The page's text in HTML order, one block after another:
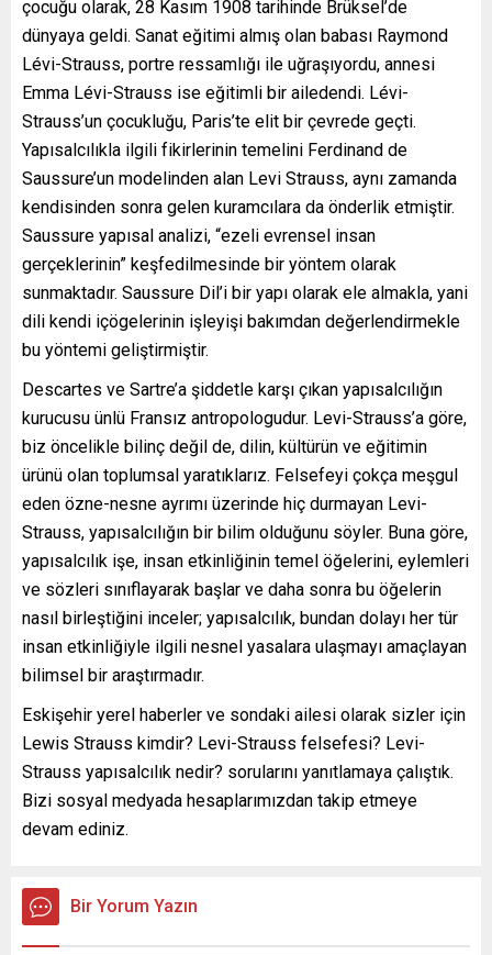
çocuğu olarak, 28 Kasım 1908 tarihinde Brüksel’de
dünyaya geldi. Sanat eğitimi almış olan babası Raymond
Lévi-Strauss, portre ressamlığı ile uğraşıyordu, annesi
Emma Lévi-Strauss ise eğitimli bir ailedendi. Lévi-
Strauss’un çocukluğu, Paris’te elit bir çevrede geçti.
Yapısalcılıkla ilgili fikirlerinin temelini Ferdinand de
Saussure’un modelinden alan Levi Strauss, aynı zamanda
kendisinden sonra gelen kuramcılara da önderlik etmiştir.
Saussure yapısal analizi, “ezeli evrensel insan
gerçeklerinin” keşfedilmesinde bir yöntem olarak
sunmaktadır. Saussure Dil’i bir yapı olarak ele almakla, yani
dili kendi içögelerinin işleyişi bakımdan değerlendirmekle
bu yöntemi geliştirmiştir.
Descartes ve Sartre’a şiddetle karşı çıkan yapısalcılığın
kurucusu ünlü Fransız antropologudur. Levi-Strauss’a göre,
biz öncelikle bilinç değil de, dilin, kültürün ve eğitimin
ürünü olan toplumsal yaratıklarız. Felsefeyi çokça meşgul
eden özne-nesne ayrımı üzerinde hiç durmayan Levi-
Strauss, yapısalcılığın bir bilim olduğunu söyler. Buna göre,
yapısalcılık işe, insan etkinliğinin temel öğelerini, eylemleri
ve sözleri sınıflayarak başlar ve daha sonra bu öğelerin
nasıl birleştiğini inceler; yapısalcılık, bundan dolayı her tür
insan etkinliğiyle ilgili nesnel yasalara ulaşmayı amaçlayan
bilimsel bir araştırmadır.
Eskişehir yerel haberler ve sondaki ailesi olarak sizler için
Lewis Strauss kimdir? Levi-Strauss felsefesi? Levi-
Strauss yapısalcılık nedir? sorularını yanıtlamaya çalıştık.
Bizi sosyal medyada hesaplarımızdan takip etmeye
devam ediniz.
Bir Yorum Yazın